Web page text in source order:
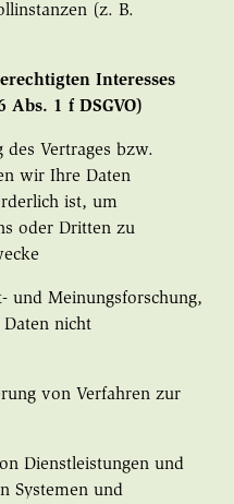
(z. B.
Interesses
1 f DSGVO)
des Vertrages bzw.
wir Ihre Daten
ist, um
oder Dritten zu
Meinungsforschung,
nicht
von Verfahren zur
Dienstleistungen und
Systemen und